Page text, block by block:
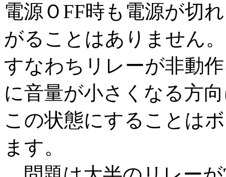
電源ＯFF時も電源が切
がることはありません。
すなわちリレーが非動
に音量が小さくなる方
この状態にすることは
ます。